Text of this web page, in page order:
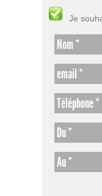
Je
Nom *
email *
Téléphone *
Du *
Au *